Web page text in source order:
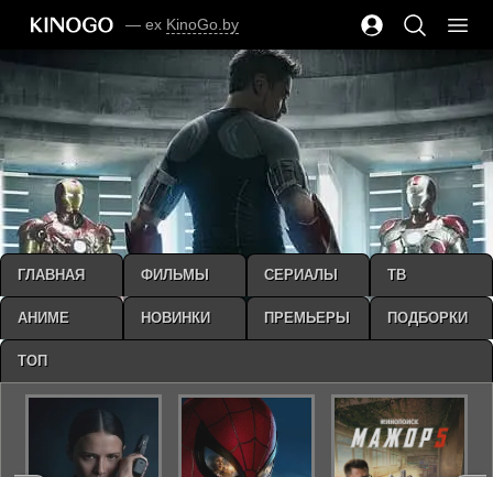
— ex KinoGo.by
ГЛАВНАЯ ФИЛЬМЫ СЕРИАЛЫ ТВ
АНИМЕ НОВИНКИ ПРЕМЬЕРЫ ПОДБОРКИ
ТОП